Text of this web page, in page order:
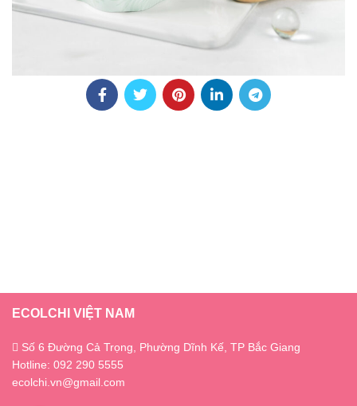
ECOLCHI VIỆT NAM
Số 6 Đường Cả Trọng, Phường Dĩnh Kế, TP Bắc Giang
Hotline: 092 290 5555
ecolchi.vn@gmail.com